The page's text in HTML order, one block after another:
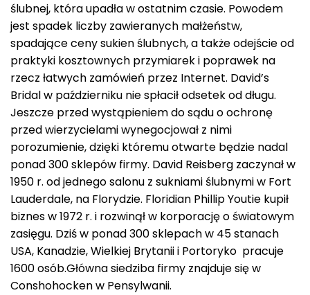
ślubnej, która upadła w ostatnim czasie. Powodem
jest spadek liczby zawieranych małżeństw,
spadające ceny sukien ślubnych, a także odejście od
praktyki kosztownych przymiarek i poprawek na
rzecz łatwych zamówień przez Internet. David’s
Bridal w październiku nie spłacił odsetek od długu.
Jeszcze przed wystąpieniem do sądu o ochronę
przed wierzycielami wynegocjował z nimi
porozumienie, dzięki któremu otwarte będzie nadal
ponad 300 sklepów firmy. David Reisberg zaczynał w
1950 r. od jednego salonu z sukniami ślubnymi w Fort
Lauderdale, na Florydzie. Floridian Phillip Youtie kupił
biznes w 1972 r. i rozwinął w korporację o światowym
zasięgu. Dziś w ponad 300 sklepach w 45 stanach
USA, Kanadzie, Wielkiej Brytanii i Portoryko pracuje
1600 osób.Główna siedziba firmy znajduje się w
Conshohocken w Pensylwanii.